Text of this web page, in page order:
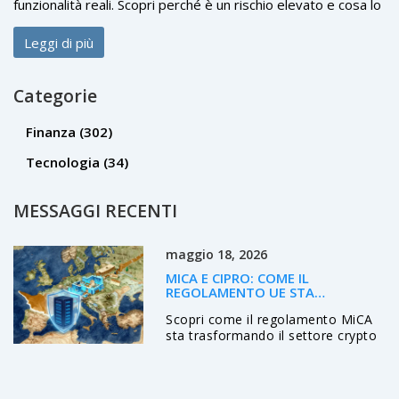
funzionalità reali. Scopri perché è un rischio elevato e cosa lo
rende diverso dai veri progetti AI.
Leggi di più
Categorie
Finanza (302)
Tecnologia (34)
MESSAGGI RECENTI
maggio 18, 2026
MICA E CIPRO: COME IL
REGOLAMENTO UE STA
Scopri come il regolamento MiCA
sta trasformando il settore crypto